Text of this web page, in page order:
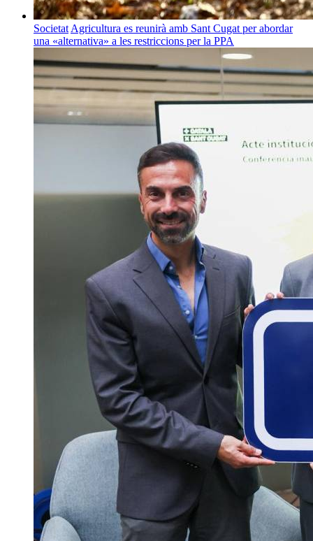
Societat Agricultura es reunirà amb Sant Cugat per abordar
una «alternativa» a les restriccions per la PPA